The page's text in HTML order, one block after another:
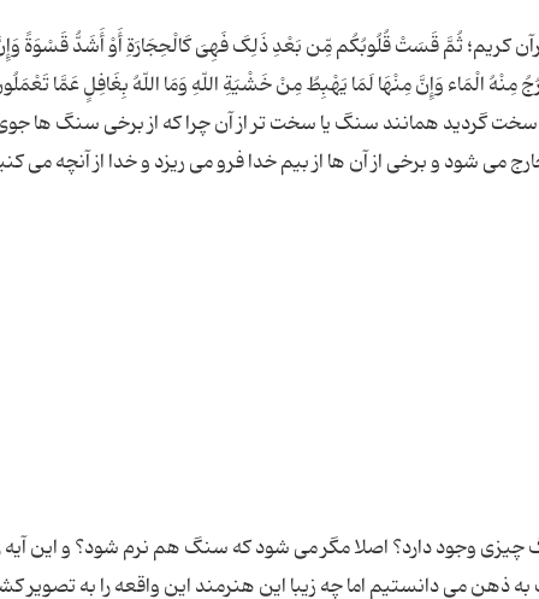
قرآن کریم؛ ثُمَّ قَسَتْ قُلُوبُکُم مِّن بَعْدِ ذَلِکَ فَهِیَ کَالْحِجَارَةِ أَوْ أَشَدُّ قَسْوَةً
مِنْهُ الْمَاء وَإِنَّ مِنْهَا لَمَا یَهْبِطُ مِنْ خَشْیَةِ اللّهِ وَمَا اللّهُ بِغَافِلٍ عَمَّا
سخت گردید همانند سنگ یا سخت تر از آن چرا که از برخی سنگ ها
می شود و برخی از آن ها از بیم خدا فرو می ریزد و خدا از آنچه می
وجود دارد؟ اصلا مگر می شود که سنگ هم نرم شود؟ و این آیه
می دانستیم اما چه زیبا این هنرمند این واقعه را به تصویر